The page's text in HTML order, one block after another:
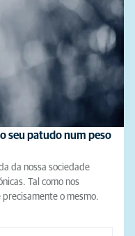
seu patudo num peso
da nossa sociedade
Tal como nos
precisamente o mesmo.